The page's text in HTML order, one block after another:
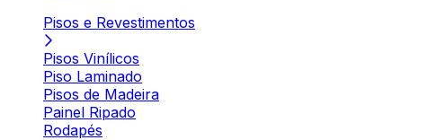
Pisos e Revestimentos
Pisos Vinílicos
Piso Laminado
Pisos de Madeira
Painel Ripado
Rodapés